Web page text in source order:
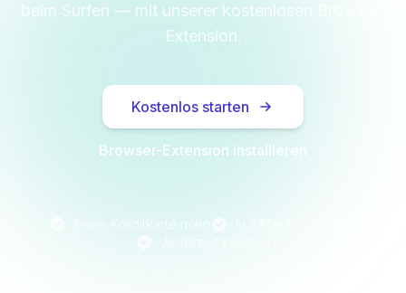
beim Surfen — mit unserer kostenlosen Browser-
Extension.
Kostenlos starten
Browser-Extension installieren